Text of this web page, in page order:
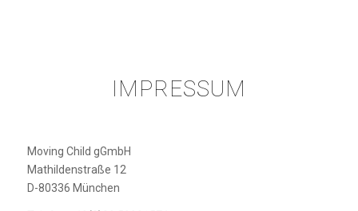
IMPRESSUM
Moving Child gGmbH
Mathildenstraße 12
D-80336 München